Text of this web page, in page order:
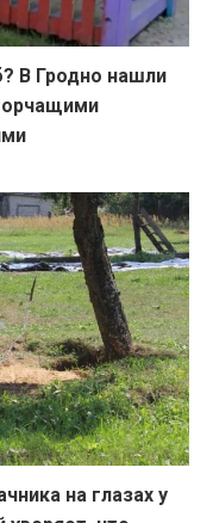
В Гродно нашли
на глазах у